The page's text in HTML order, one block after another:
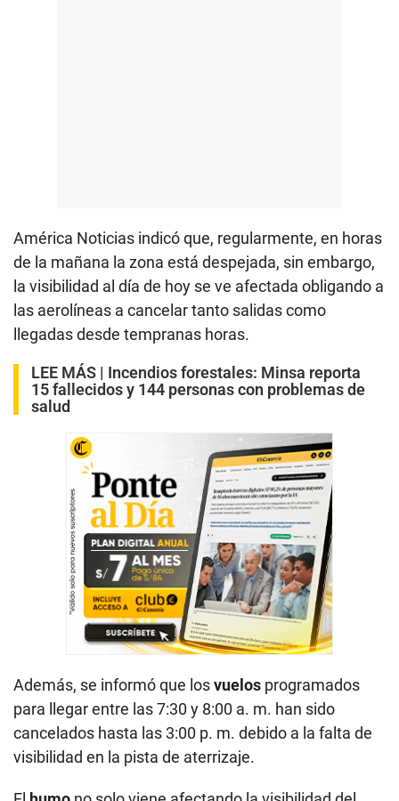
América Noticias indicó que, regularmente, en horas
de la mañana la zona está despejada, sin embargo,
la visibilidad al día de hoy se ve afectada obligando a
las aerolíneas a cancelar tanto salidas como
llegadas desde tempranas horas.
LEE MÁS | Incendios forestales: Minsa reporta
15 fallecidos y 144 personas con problemas de
salud
Además, se informó que losvuelos programados
para llegar entre las 7:30 y 8:00 a. m. han sido
cancelados hasta las 3:00 p. m. debido a la falta de
visibilidad en la pista de aterrizaje.